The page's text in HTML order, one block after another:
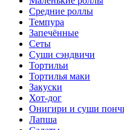
Средние роллы
Темпура
Запечённые
Сеты
Суши сэндвичи
Тортильи
Тортилья маки
Закуски
Хот-дог
Онигири и суши
Лапша